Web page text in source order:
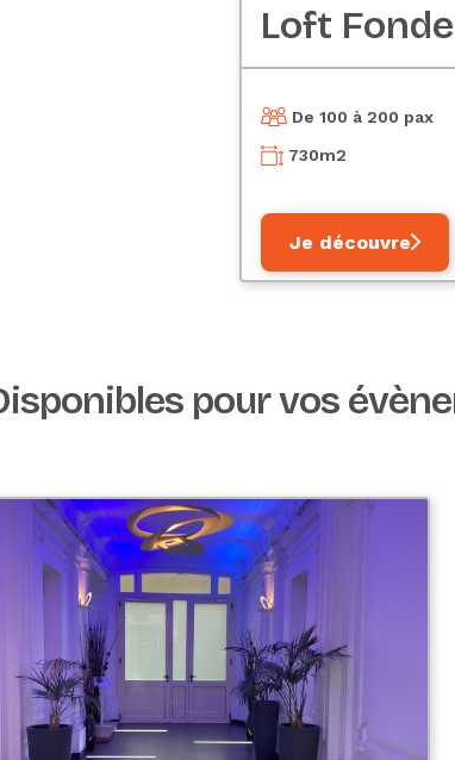
Loft
De 100 à 200 pax
730m2
Je découvre
pour vos